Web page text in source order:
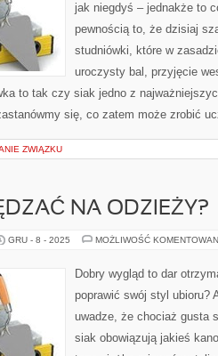
jak niegdyś – jednakże to
pewnością to, że dzisiaj
studniówki, które w
uroczysty bal, przyjęcie
to tak czy siak jedno z
się, co zatem może zrobić
ZWIĄZKU
NA ODZIEŻY?
GRU - 8 - 2025 MOŻLIWOŚĆ
Dobry wygląd to dar
poprawić swój styl ubioru?
uwadze, że chociaż gusta
siak obowiązują jakieś